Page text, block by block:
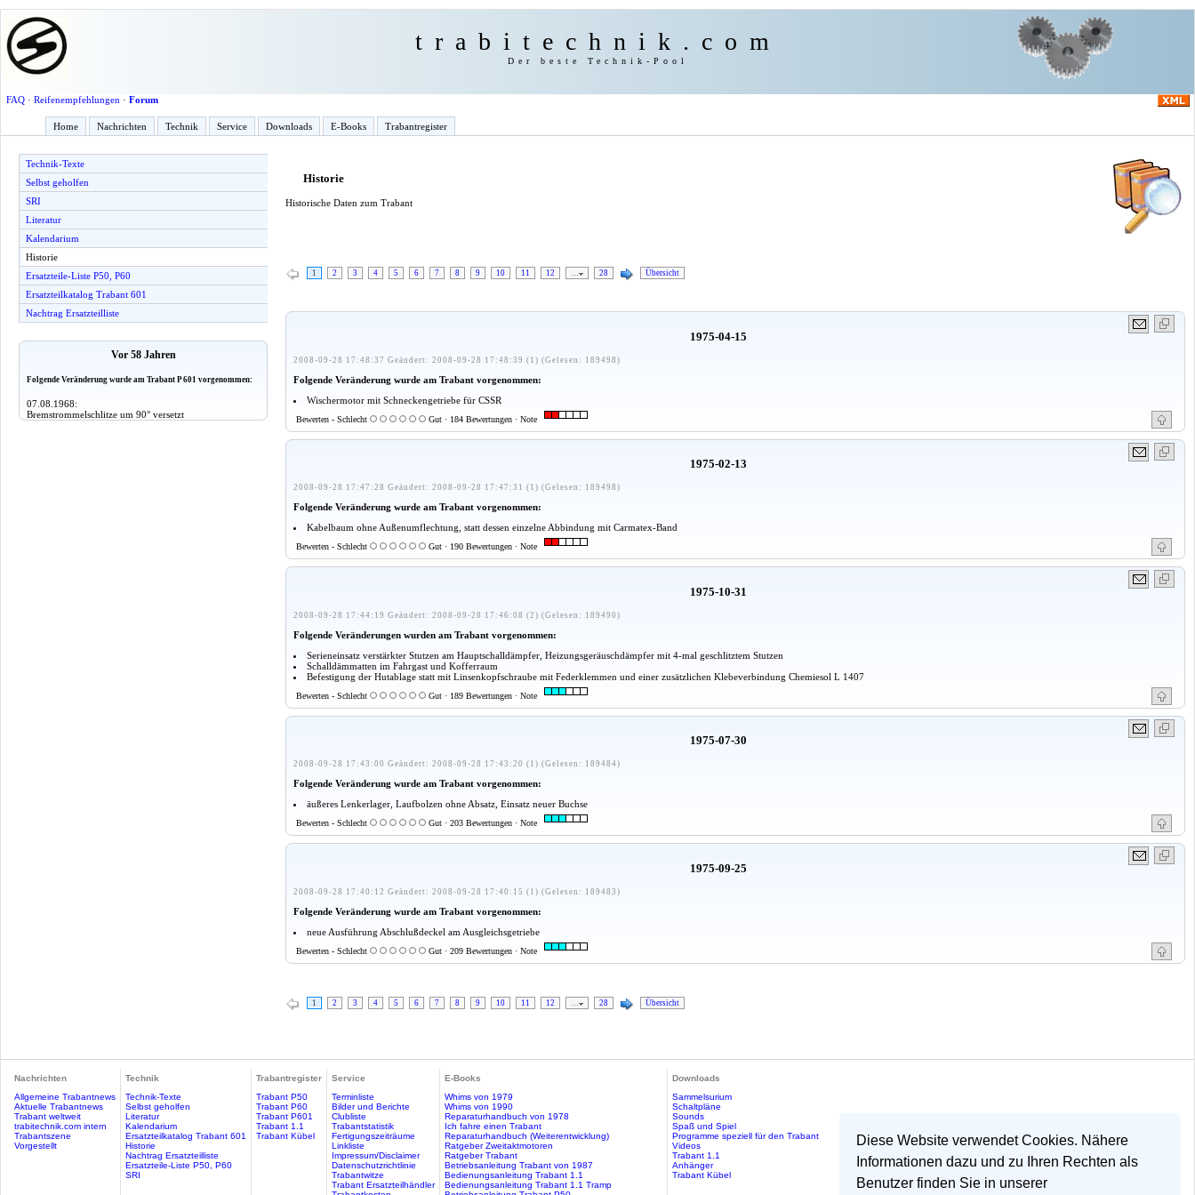
Diese Website verwendet Cookies. Nähere
Informationen dazu und zu Ihren Rechten als
Benutzer finden Sie in unserer
trabitechnik.com
Der beste Technik-Pool
FAQ· Reifenempfehlungen · Forum
Home Nachrichten Technik Service Downloads E-Books Trabantregister
Technik-Texte
Selbst geholfen
SRI
Literatur
Kalendarium
Historie
Ersatzteile-Liste P50, P60
Ersatzteilkatalog Trabant 601
Nachtrag Ersatzteilliste
Vor 58 Jahren
Folgende Veränderung wurde am Trabant P 601 vorgenommen:
07.08.1968:
Bremstrommelschlitze um 90° versetzt
Historie
Historische Daten zum Trabant
1 2 3 4 5 6 7 8 9 10 11 12 … 28 Übersicht
1975-04-15
2008-09-28 17:48:37 Geändert: 2008-09-28 17:48:39 (1) (Gelesen: 189498)
Folgende Veränderung wurde am Trabant vorgenommen:
Wischermotor mit Schneckengetriebe für CSSR
Bewerten - Schlecht Gut · 184 Bewertungen · Note
1975-02-13
2008-09-28 17:47:28 Geändert: 2008-09-28 17:47:31 (1) (Gelesen: 189498)
Folgende Veränderung wurde am Trabant vorgenommen:
Kabelbaum ohne Außenumflechtung, statt dessen einzelne Abbindung mit Carmatex-Band
Bewerten - Schlecht Gut · 190 Bewertungen · Note
1975-10-31
2008-09-28 17:44:19 Geändert: 2008-09-28 17:46:08 (2) (Gelesen: 189490)
Folgende Veränderungen wurden am Trabant vorgenommen:
Serieneinsatz verstärkter Stutzen am Hauptschalldämpfer, Heizungsgeräuschdämpfer mit 4-mal geschlitztem Stutzen
Schalldämmatten im Fahrgast und Kofferraum
Befestigung der Hutablage statt mit Linsenkopfschraube mit Federklemmen und einer zusätzlichen Klebeverbindung Chemiesol L 1407
Bewerten - Schlecht Gut · 189 Bewertungen · Note
1975-07-30
2008-09-28 17:43:00 Geändert: 2008-09-28 17:43:20 (1) (Gelesen: 189484)
Folgende Veränderung wurde am Trabant vorgenommen:
äußeres Lenkerlager, Laufbolzen ohne Absatz, Einsatz neuer Buchse
Bewerten - Schlecht Gut · 203 Bewertungen · Note
1975-09-25
2008-09-28 17:40:12 Geändert: 2008-09-28 17:40:15 (1) (Gelesen: 189483)
Folgende Veränderung wurde am Trabant vorgenommen:
neue Ausführung Abschlußdeckel am Ausgleichsgetriebe
Bewerten - Schlecht Gut · 209 Bewertungen · Note
1 2 3 4 5 6 7 8 9 10 11 12 … 28 Übersicht
Nachrichten
Allgemeine Trabantnews
Aktuelle Trabantnews
Trabant weltweit
trabitechnik.com intern
Trabantszene
Vorgestellt
Technik
Technik-Texte
Selbst geholfen
Literatur
Kalendarium
Ersatzteilkatalog Trabant 601
Historie
Nachtrag Ersatzteilliste
Ersatzteile-Liste P50, P60
SRI
Trabantregister
Trabant P50
Trabant P60
Trabant P601
Trabant 1.1
Trabant Kübel
Service
Terminliste
Bilder und Berichte
Clubliste
Trabantstatistik
Fertigungszeiträume
Linkliste
Impressum/Disclaimer
Datenschutzrichtlinie
Trabantwitze
Trabant Ersatzteilhändler
E-Books
Whims von 1979
Whims von 1990
Reparaturhandbuch von 1978
Ich fahre einen Trabant
Reparaturhandbuch (Weiterentwicklung)
Ratgeber Zweitaktmotoren
Ratgeber Trabant
Betriebsanleitung Trabant von 1987
Bedienungsanleitung Trabant 1.1
Bedienungsanleitung Trabant 1.1 Tramp
Downloads
Sammelsurium
Schaltpläne
Sounds
Spaß und Spiel
Programme speziell für den Trabant
Videos
Trabant 1.1
Anhänger
Trabant Kübel